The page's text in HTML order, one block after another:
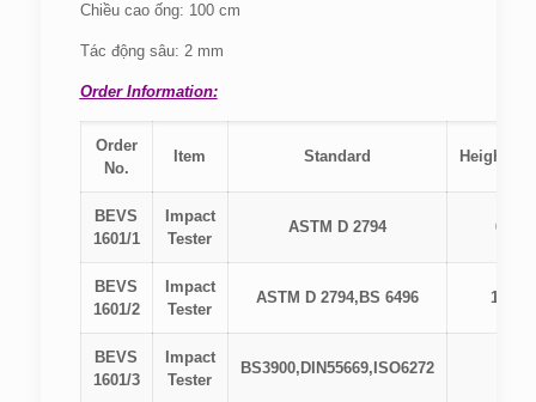
Chiều cao ống: 100 cm
Tác động sâu: 2 mm
Order Information:
Order
No.
Item Standard Height（
BEVS
1601/1
Impact
Tester
ASTM D 2794 63.6
BEVS
1601/2
Impact
Tester
ASTM D 2794,BS 6496 101.7
BEVS
1601/3
Impact
Tester
BS3900,DIN55669,ISO6272